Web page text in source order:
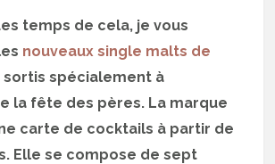
temps de cela, je vous
nouveaux single malts de
sortis spécialement à
la fête des pères. La marque
carte de cocktails à partir de
Elle se compose de sept